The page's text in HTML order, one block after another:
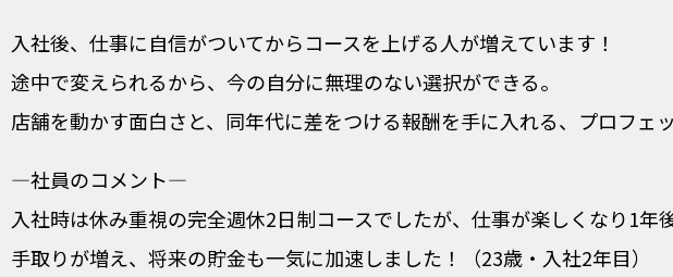
入社後、仕事に自信がついてからコースを上げる人が増えています！
途中で変えられるから、今の自分に無理のない選択ができる。
店舗を動かす面白さと、同年代に差をつける報酬を手に入れる、プロフェ
―社員のコメント―
入社時は休み重視の完全週休2日制コースでしたが、仕事が楽しくなり1年
手取りが増え、将来の貯金も一気に加速しました！（23歳・入社2年目）